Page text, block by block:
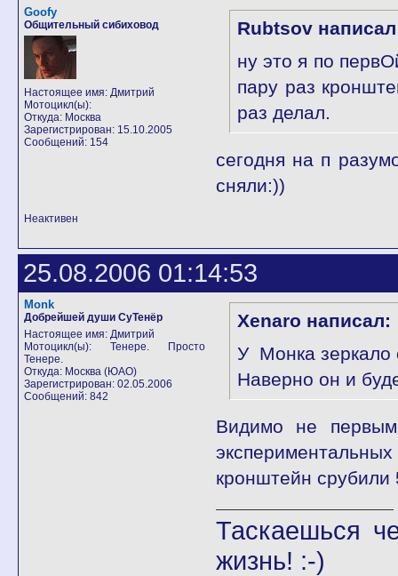
Goofy
Общительный сибиховод
Настоящее имя: Дмитрий
Мотоцикл(ы):
Откуда: Москва
Зарегистрирован: 15.10.2005
Сообщений: 154
Rubtsov
ну это я по
пару раз
раз делал.
сегодня на п
сняли:))
Неактивен
25.08.2006 01:14:53
Monk
Добрейшей души СуТенёр
Настоящее имя: Дмитрий
Мотоцикл(ы): Тенере. Просто
Тенере.
Откуда: Москва (ЮАО)
Зарегистрирован: 02.05.2006
Сообщений: 842
Xenaro написал:
У Монка зеркало
Наверно он и
Видимо не
кронштейн срубили
Таскаешься
жизнь! :-)